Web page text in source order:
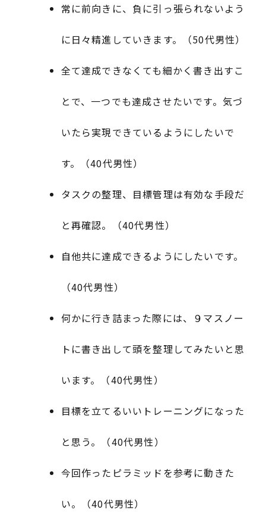
常に前向きに、負に引っ張られないよう
に日々精進していきます。（50代男性）
全て達成できなくても細かく書き出すこ
とで、一つでも達成させたいです。気づ
いたら実現できているようにしたいで
す。（40代男性）
タスクの整理、目標管理は有効な手段だ
と再確認。（40代男性）
自他共に達成できるようにしたいです。
（40代男性）
何かに行き詰まった際には、９マスノー
トに書き出して頭を整理してみたいと思
います。（40代男性）
目標を立てるいいトレーニングになった
と思う。（40代男性）
今回作ったピラミッドを参考に動きた
い。（40代男性）